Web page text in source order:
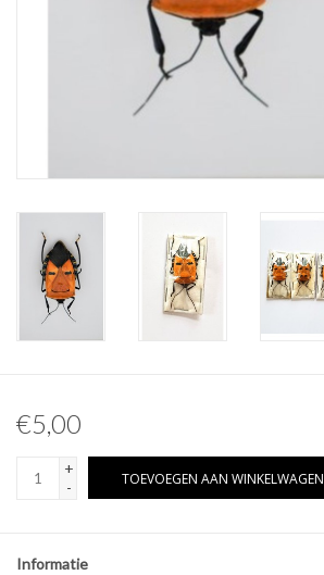
Hoorns & Geweien
Overige naturalia
Pokémon
€5,00
+
-
TOEVOEGEN AAN WINKELWAGEN
Informatie